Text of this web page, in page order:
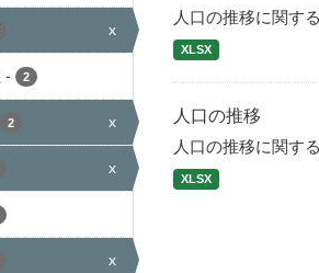
x
- 2
2 x
x
x
人口の推移に関す
XLSX
人口の推移
人口の推移に関す
XLSX